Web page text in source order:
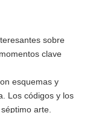
sobre
clave
esquemas y
Los códigos y los
arte.